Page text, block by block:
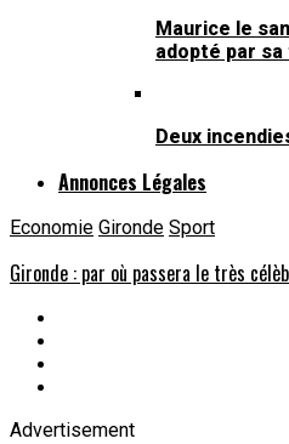
Maurice le
adopté par sa
Deux
Annonces Légales
Economie Gironde Sport
Gironde : par où passera le très
Advertisement